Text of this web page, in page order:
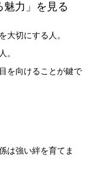
力」を見る
大切にする人。
。
を向けることが鍵で
は強い絆を育てま